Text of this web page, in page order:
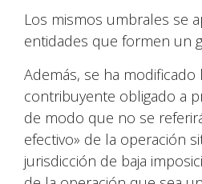
Los mismos umbrales se
entidades que formen un
Además, se ha modificado
contribuyente obligado a
de modo que no se
efectivo» de la operación
jurisdicción de baja